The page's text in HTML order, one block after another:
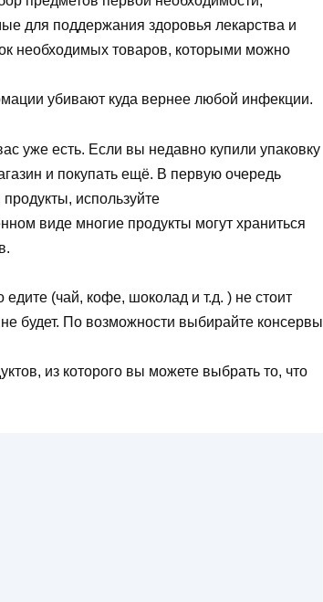
для поддержания здоровья лекарства и
необходимых товаров, которыми можно
убивают куда вернее любой инфекции.
уже есть. Если вы недавно купили упаковку
и покупать ещё. В первую очередь
используйте
виде многие продукты могут храниться
(чай, кофе, шоколад и т.д. ) не стоит
будет. По возможности выбирайте консервы
из которого вы можете выбрать то, что